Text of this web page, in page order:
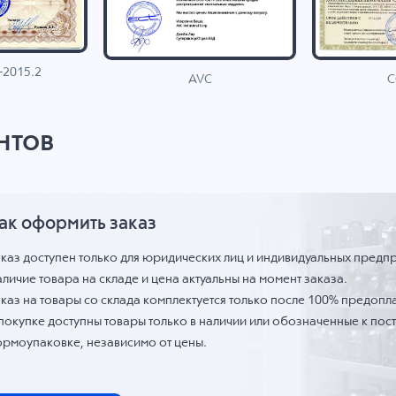
AVC
оформить заказ
доступен только для юридических лиц и индивидуальных
товара на складе и цена актуальны на момент заказа.
на товары со склада комплектуется только после 100%
доступны товары только в наличии или обозначенные к
независимо от цены.